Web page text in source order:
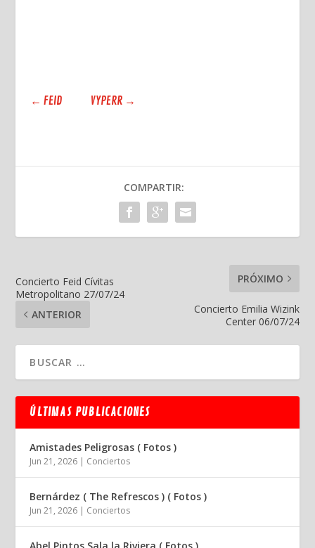
← FEID VYPERR→
COMPARTIR:
Concierto Feid Cívitas
Metropolitano 27/07/24
ANTERIOR
PRÓXIMO
Concierto Emilia Wizink
Center 06/07/24
ÚLTIMAS PUBLICACIONES
Amistades Peligrosas ( Fotos )
Jun 21, 2026 | Conciertos
Bernárdez ( The Refrescos ) ( Fotos )
Jun 21, 2026 | Conciertos
Abel Pintos Sala la Riviera ( Fotos )